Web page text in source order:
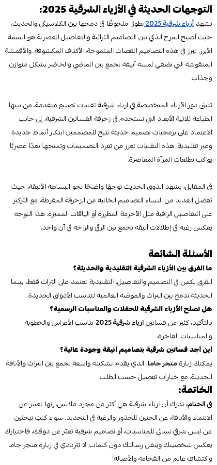
التوجهات الحديثة في الأزياء الشرقية 2025:
تشهدأزياء شرقية 2025
تطورًا ملحوظًا في دمجها بين الكلاسيكي والحديث،
حيث أصبح المزج الذكي بين التصاميم التراثية والتفاصيل العصرية هو السمة
الأبرز. تبرز في هذه التصاميم القصات المتموجة، الأكتاف المكشوفة، والأقمشة
المنقوشة التي تضفي لمسة أنيقة تجمع بين الماضي والحاضر بشكل متوازن
وجذاب.
تتبنى دور الأزياء المتخصصة في ازياء شرقية تقنيات تصنيع متقدمة، من بينها
الطباعة ثلاثية الأبعاد التي تستخدم في زخرفة الفساتين الشرقية، إلى جانب
الاعتماد على برمجيات تصميم حديثة تتيح للمصممين ابتكار أنماط جديدة
وغير تقليدية. هذه التقنيات تعزز من تفرد التصميمات وتمنحها بعدًا عصريًا
يواكب تطلعات المرأة المعاصرة.
في المقابل، يشهد الذوق الحديث توجهًا واضحًا نحو البساطة الأنيقة، حيث
تفضل العديد من النساء التصاميم الخالية من الزخرفة المفرطة، مع التركيز
على التفاصيل الراقية مثل الأحزمة المطرزة أو الياقات المميزة. هذا التوجه
يعكس رغبة في إطلالات أنيقة تجمع بين الرقي والراحة في آن واحد.
الأسئلة الشائعة
ما الفرق بين الأزياء الشرقية التقليدية والحديثة؟
الفرق يكمن في التصميم والتفاصيل. التقليدية تعتمد على التراث فقط، بينما
الحديثة تدمج بين التراث والموضة العالمية لتناسب الأذواق الجديدة.
هل تصلح الأزياء الشرقية للحفلات والمناسبات الرسمية؟
بالتأكيد، كثير من فساتينازياء شرقية 2025
تناسب الأعراس والخطوبة
والمناسبات الفاخرة.
أين أجد فساتين شرقية بتصاميم أنيقة وجودة عالية؟
يمكنك زيارةمتجر جاما، الذي يقدم تشكيلة واسعة تجمع بين التراث والأناقة
الحديثة، مع خيارات تفصيل حسب الطلب.
الخاتمة:
في الختام،ندرك أن ازياء شرقية هي أكثر من مجرد ملابس، إنها تعبير عن
الانتماء والأناقة، عن الحنين للجذور والرغبة في التجديد. سواء كنتِ تبحثين
عن لبس شرقي نسائي للمناسبات، أو تصاميم شرقية تعبّر عن ذوقك، فاختيارك
يعكس شخصيتك وينقل رسالتك دون كلمات. لا تترددي في زيارة متجر جاما
واكتشاف عالم من الفخامة والأصالة!